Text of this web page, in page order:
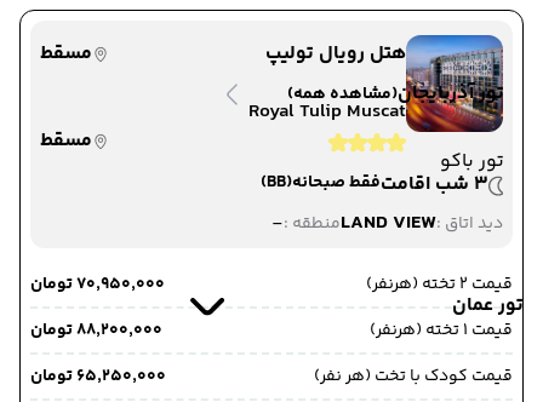
تور آذربایجان(مشاهده همه)
تور باکو
تور عمان
هتل رویال تولیپ
مسقط
Royal Tulip Muscat
مسقط
3 شب اقامت
فقط صبحانه(BB)
دید اتاق :LAND VIEWمنطقه :-
قیمت 2 تخته (هرنفر)
۷۰٬۹۵۰٬۰۰۰ تومان
قیمت 1 تخته (هرنفر)
۸۸٬۲۰۰٬۰۰۰ تومان
قیمت کودک با تخت (هر نفر)
۶۵٬۲۵۰٬۰۰۰ تومان